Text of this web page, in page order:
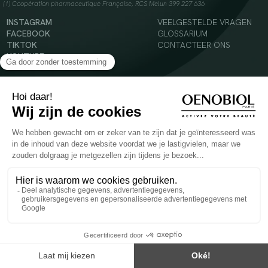
(1) Coopération pharmaceutique Française, RCS Melun 399 227 636
INSTAGRAM
FACEBOOK
TIKTOK
YOUTUBE
VEELGESTELDE VRAGEN
GLOSSARIUM
CONTACTEER ONS
© 2024 Oenobiol Paris
evenwichtige voeding en een gezonde levensstijl. Aanbevolen dagelijkse dosis niet
overschrijden. Enkel voor volwassenen, buiten het bereik van kinderen houden.